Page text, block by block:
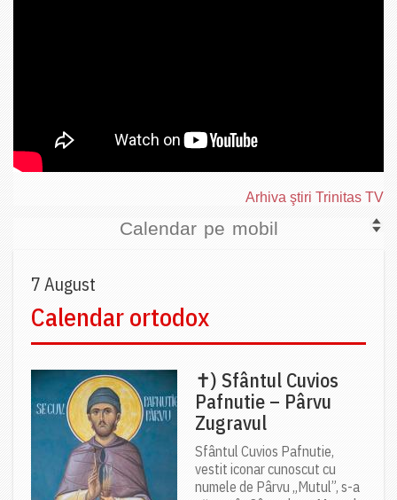
Arhiva ştiri Trinitas TV
Calendar pe mobil
7 August
Calendar ortodox
✝) Sfântul Cuvios
Pafnutie – Pârvu
Zugravul
Sfântul Cuvios Pafnutie,
vestit iconar cunoscut cu
numele de Pârvu „Mutul”, s-a